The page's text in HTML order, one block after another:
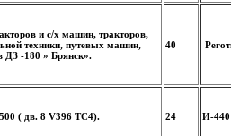
и с/х машин, тракторов,
техники, путевых машин,
ДЗ -180 » Брянск».
40
( дв. 8 V396 ТС4). 24 И-440